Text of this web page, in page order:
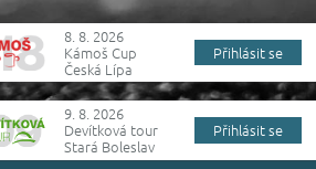
8. 8. 2026
Kámoš Cup
Česká Lípa
Přihlásit se
9. 8. 2026
Devítková tour
Stará Boleslav
Přihlásit se